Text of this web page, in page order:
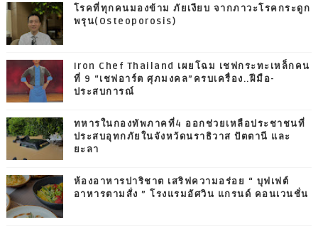
โรคที่ทุกคนมองข้าม ภัยเงียบ จากภาวะโรคกระดูก
พรุน(Osteoporosis)
Iron Chef Thailand เผยโฉม เชฟกระทะเหล็กคน
ที่ 9 “เชฟอาร์ต ศุภมงคล”ครบเครื่อง..ฝีมือ-
ประสบการณ์
ทหารในกองทัพภาคที่4 ออกช่วยเหลือประชาชนที่
ประสบอุทกภัยในจังหวัดนราธิวาส ปัตตานี และ
ยะลา
ห้องอาหารปาริชาต เสริฟความอร่อย “ บุฟเฟต์
อาหารตามสั่ง ” โรงแรมอัศวิน แกรนด์ คอนเวนชั่น